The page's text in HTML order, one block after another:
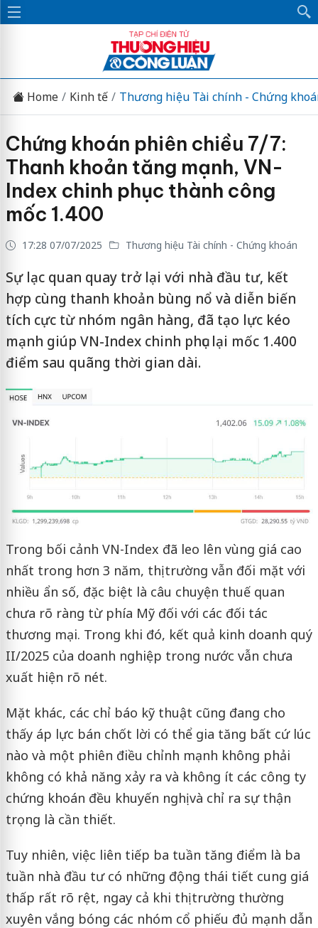
Home Kinh tế Thương hiệu Tài chính - Chứng
Chứng khoán phiên chiều 7/7:
Thanh khoản tăng mạnh, VN-
Index chinh phục thành công
mốc 1.400
17:28 07/07/2025 Thương hiệu Tài chính - Chứng khoán
Sự lạc quan quay trở lại với nhà đầu tư, kết
hợp cùng thanh khoản bùng nổ và diễn biến
tích cực từ nhóm ngân hàng, đã tạo lực kéo
mạnh giúp VN-Index chinh phục lại mốc 1.400
điểm sau quãng thời gian dài.
Trong bối cảnh VN-Index đã leo lên vùng giá cao
nhất trong hơn 3 năm, thị trường vẫn đối mặt với
nhiều ẩn số, đặc biệt là câu chuyện thuế quan
chưa rõ ràng từ phía Mỹ đối với các đối tác
thương mại. Trong khi đó, kết quả kinh doanh quý
II/2025 của doanh nghiệp trong nước vẫn chưa
xuất hiện rõ nét.
Mặt khác, các chỉ báo kỹ thuật cũng đang cho
thấy áp lực bán chốt lời có thể gia tăng bất cứ lúc
nào và một phiên điều chỉnh mạnh không phải
không có khả năng xảy ra và không ít các công ty
chứng khoán đều khuyến nghị và chỉ ra sự thận
trọng là cần thiết.
Tuy nhiên, việc liên tiếp ba tuần tăng điểm là ba
tuần nhà đầu tư có những động thái tiết cung giá
thấp rất rõ rệt, ngay cả khi thị trường thường
xuyên vắng bóng các nhóm cổ phiếu đủ mạnh dẫn